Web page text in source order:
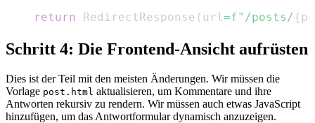
return RedirectResponse ( url=f"/posts/{
Schritt 4: Die Frontend-Ansicht aufrüsten
Dies ist der Teil mit den meisten Änderungen. Wir müssen die
Vorlage post.html aktualisieren, um Kommentare und ihre
Antworten rekursiv zu rendern. Wir müssen auch etwas JavaScript
hinzufügen, um das Antwortformular dynamisch anzuzeigen.